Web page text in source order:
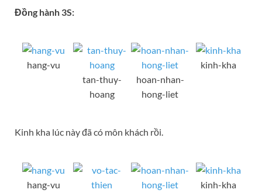
Đồng hành 3S:
hang-vu
tan-thuy-
hoang
hoan-nhan-
hong-liet
kinh-kha
Kinh kha lúc này đã có môn khách rồi.
hang-vu
kinh-kha